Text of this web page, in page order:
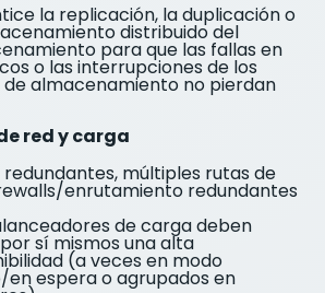
la replicación, la duplicación o
distribuido del
para que las fallas en
o las interrupciones de los
de almacenamiento no pierdan
red y carga
redundantes, múltiples rutas de
enrutamiento redundantes
de carga deben
sí mismos una alta
(a veces en modo
espera o agrupados en